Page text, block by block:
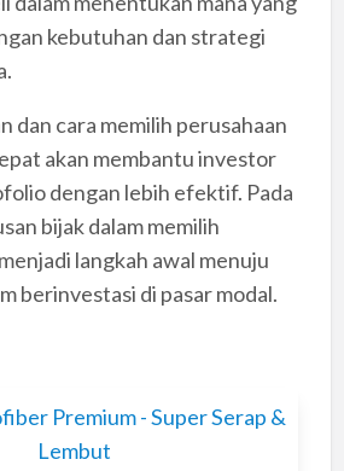
kebutuhan dan strategi
dan cara memilih perusahaan
akan membantu investor
dengan lebih efektif. Pada
bijak dalam memilih
langkah awal menuju
berinvestasi di pasar modal.
Premium - Super Serap &
Lembut